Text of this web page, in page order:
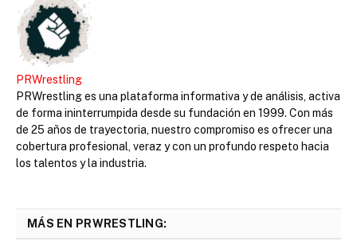
PRWrestling
PRWrestling es una plataforma informativa y de análisis, activa
de forma ininterrumpida desde su fundación en 1999. Con más
de 25 años de trayectoria, nuestro compromiso es ofrecer una
cobertura profesional, veraz y con un profundo respeto hacia
los talentos y la industria.
MÁS EN PRWRESTLING: